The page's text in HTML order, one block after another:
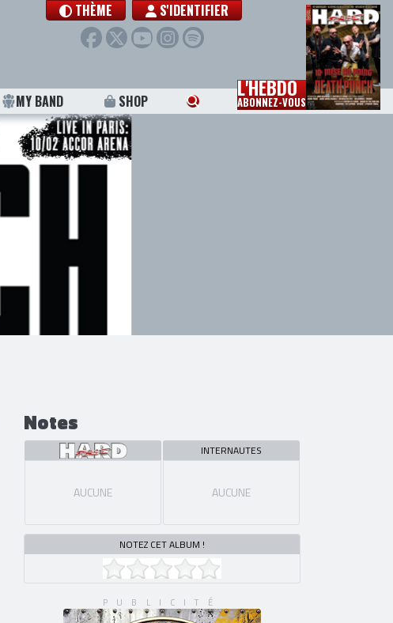
THÈME S'IDENTIFIER
MY BAND SHOP L'HEBDO
ABONNEZ-VOUS
Notes
AUCUNE
INTERNAUTES
AUCUNE
NOTEZ CET ALBUM !